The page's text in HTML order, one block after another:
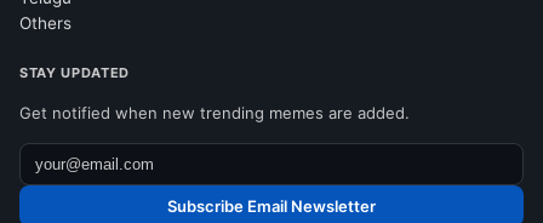
Others
STAY UPDATED
Get notified when new trending memes are added.
Subscribe Email Newsletter